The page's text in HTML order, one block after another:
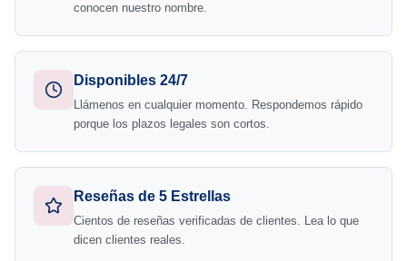
conocen nuestro nombre.
Disponibles 24/7
Llámenos en cualquier momento. Respondemos rápido
porque los plazos legales son cortos.
Reseñas de 5 Estrellas
Cientos de reseñas verificadas de clientes. Lea lo que
dicen clientes reales.